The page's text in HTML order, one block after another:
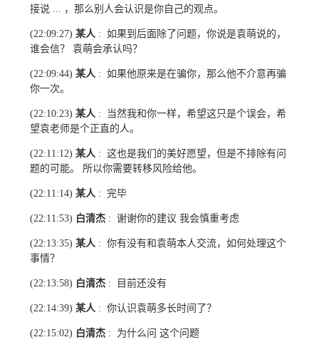
接说 ... ，那么别人会认识是你自己的观点。
(22:09:27) 某人 : 如果到后面除了问题，你说是袁萌说的，
谁会信？ 袁萌会承认吗？
(22:09:44) 某人 : 如果他原来是在骗你，那么他不介意再骗
你一次。
(22:10:23) 某人 :
当然我和你一样，希望这只是个误会，希
望袁老师是个正直的人。
(22:11:12) 某人 : 这也是我们的美好愿望，但是不排除有问
题的可能。 所以你需要转移风险给他。
(22:11:14) 某人 : 完毕
(22:11:53) 白清杰 : 谢谢你的建议 我会慎重考虑
(22:13:35) 某人 : 你有没有和袁萌本人交流，如何处理这个
事情？
(22:13:58) 白清杰 : 目前还没有
(22:14:39) 某人 : 你认识袁萌多长时间了？
(22:15:02) 白清杰 : 为什么问 这个问题